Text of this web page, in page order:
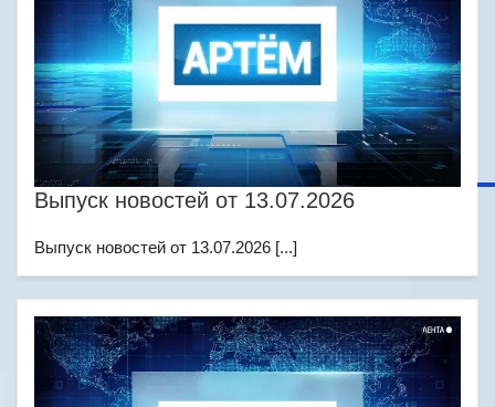
Выпуск новостей от 13.07.2026
Выпуск новостей от 13.07.2026 [...]